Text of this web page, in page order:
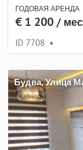
ГОДОВАЯ АРЕНДА
€ 1 200 / мес
ID 7708 •
Будва, Улица